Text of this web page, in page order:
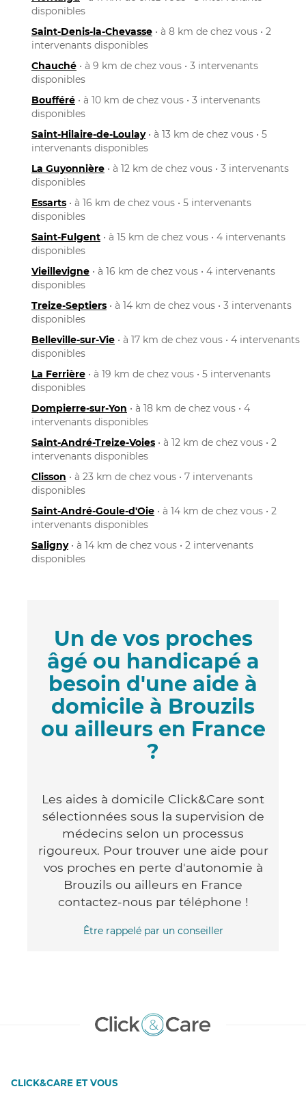
disponibles
Saint-Denis-la-Chevasse • à 8 km de chez vous • 2
intervenants disponibles
Chauché • à 9 km de chez vous • 3 intervenants
disponibles
Boufféré • à 10 km de chez vous • 3 intervenants
disponibles
Saint-Hilaire-de-Loulay• à 13 km de chez vous • 5
intervenants disponibles
La Guyonnière • à 12 km de chez vous • 3 intervenants
disponibles
Essarts • à 16 km de chez vous • 5 intervenants
disponibles
Saint-Fulgent • à 15 km de chez vous • 4 intervenants
disponibles
Vieillevigne • à 16 km de chez vous • 4 intervenants
disponibles
Treize-Septiers • à 14 km de chez vous • 3 intervenants
disponibles
Belleville-sur-Vie • à 17 km de chez vous • 4 intervenants
disponibles
La Ferrière • à 19 km de chez vous • 5 intervenants
disponibles
Dompierre-sur-Yon • à 18 km de chez vous • 4
intervenants disponibles
Saint-André-Treize-Voies • à 12 km de chez vous • 2
intervenants disponibles
Clisson • à 23 km de chez vous • 7 intervenants
disponibles
Saint-André-Goule-d'Oie • à 14 km de chez vous • 2
intervenants disponibles
Saligny• à 14 km de chez vous • 2 intervenants
disponibles
Un de vos proches
âgé ou handicapé a
besoin d'une aide à
domicile à Brouzils
ou ailleurs en France
?
Les aides à domicile Click&Care sont
sélectionnées sous la supervision de
médecins selon un processus
rigoureux. Pour trouver une aide pour
vos proches en perte d'autonomie à
Brouzils ou ailleurs en France
contactez-nous par téléphone !
Être rappelé par un conseiller
CLICK&CARE ET VOUS